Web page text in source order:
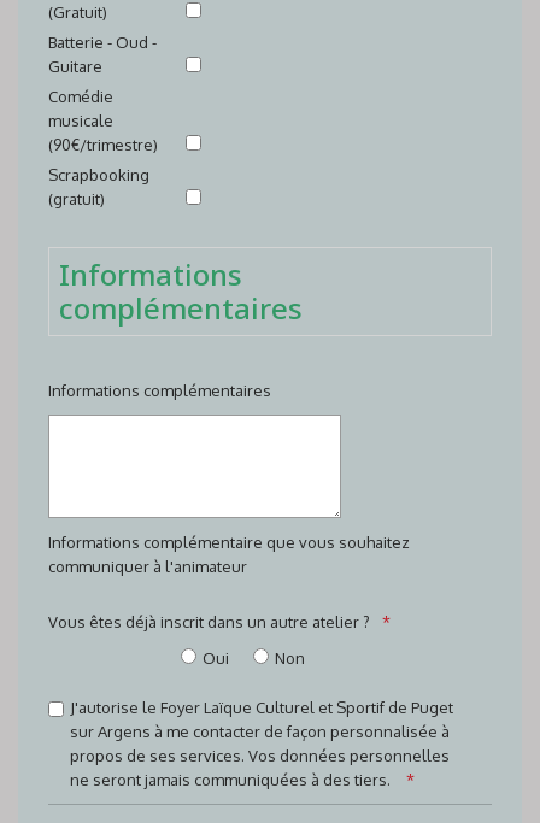
(Gratuit)
Batterie - Oud -
Guitare
Comédie
musicale
(90€/trimestre)
Scrapbooking
(gratuit)
Informations
complémentaires
Informations complémentaires
Informations complémentaire que vous souhaitez
communiquer à l'animateur
Vous êtes déjà inscrit dans un autre atelier ?
Oui
Non
J'autorise le Foyer Laïque Culturel et Sportif de Puget
sur Argens à me contacter de façon personnalisée à
propos de ses services. Vos données personnelles
ne seront jamais communiquées à des tiers.